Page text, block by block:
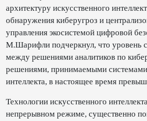
архитектуру искусственного
обнаружения киберугроз и
управления экосистемой цифровой
М.Шарифли подчеркнул, что уровень
между решениями аналитиков по
решениями, принимаемыми системами
интеллекта, в настоящее время
Технологии искусственного
непрерывном режиме, существенно